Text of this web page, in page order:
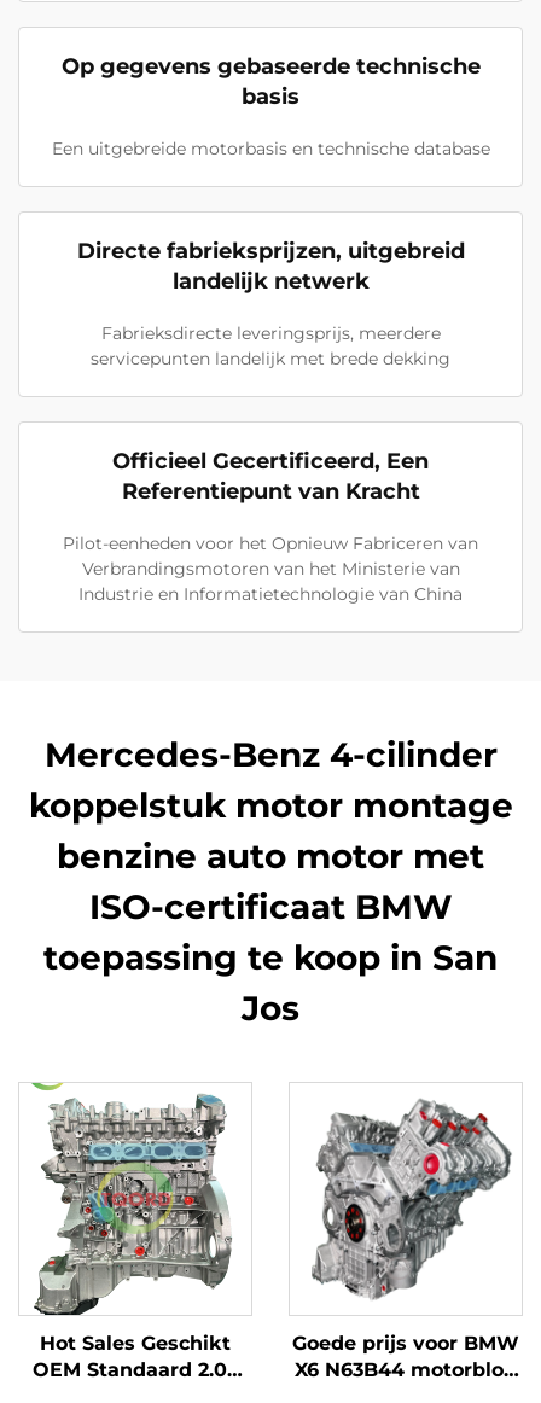
Op gegevens gebaseerde technische
basis
Een uitgebreide motorbasis en technische database
Directe fabrieksprijzen, uitgebreid
landelijk netwerk
Fabrieksdirecte leveringsprijs, meerdere
servicepunten landelijk met brede dekking
Officieel Gecertificeerd, Een
Referentiepunt van Kracht
Pilot-eenheden voor het Opnieuw Fabriceren van
Verbrandingsmotoren van het Ministerie van
Industrie en Informatietechnologie van China
Mercedes-Benz 4-cilinder
koppelstuk motor montage
benzine auto motor met
ISO-certificaat BMW
toepassing te koop in San
Jos
Hot Sales Geschikt
OEM Standaard 2.0T
Goede prijs voor BMW
X6 N63B44 motorblok